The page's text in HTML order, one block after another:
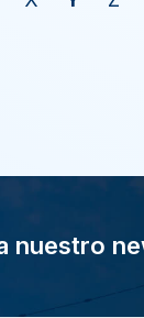
nuestro